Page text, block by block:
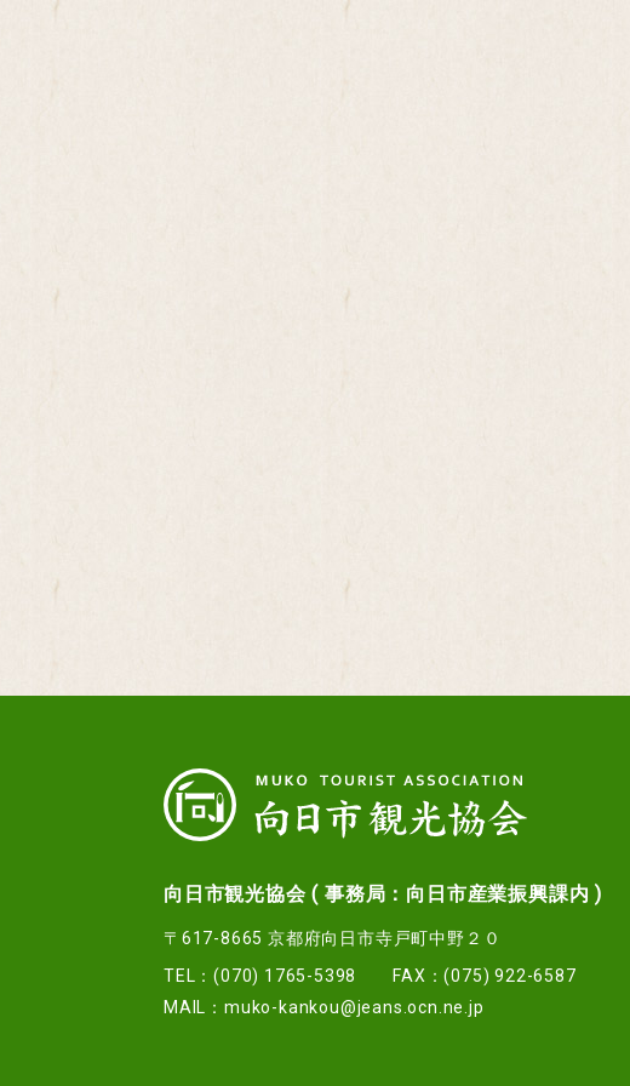
向日市観光協会 ( 事務局：向日市産業振興課内 )
〒617-8665 京都府向日市寺戸町中野２０
TEL：(070) 1765-5398
FAX：(075) 922-6587
MAIL： muko-kankou@jeans.ocn.ne.jp